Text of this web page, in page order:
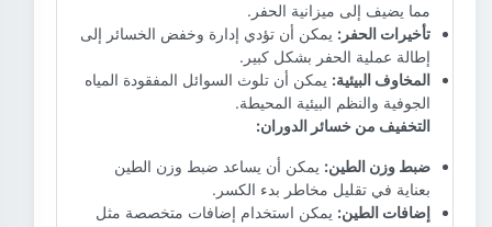
مما يضيف إلى ميزانية الحفر.
تأخيرات الحفر: يمكن أن تؤدي إدارة وخفض الخسائر إلى
إطالة عملية الحفر بشكل كبير.
المخاوف البيئية: يمكن أن تلوث السوائل المفقودة المياه
الجوفية والنظم البيئية المحيطة.
التخفيف من خسائر الدوران:
ضبط وزن الطين: يمكن أن يساعد ضبط وزن الطين
بعناية في تقليل مخاطر بدء الكسر.
إضافات الطين: يمكن استخدام إضافات متخصصة مثل